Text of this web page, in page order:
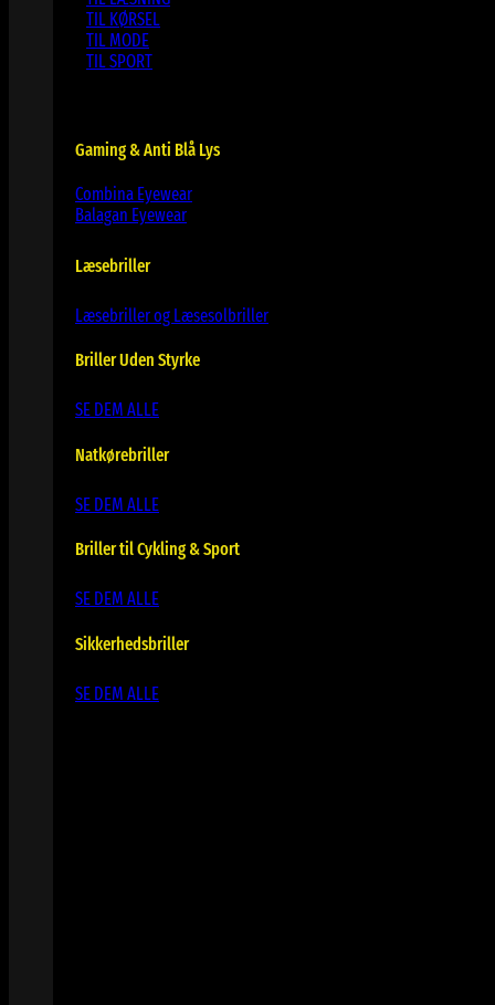
TIL KØRSEL
TIL MODE
TIL SPORT
Gaming & Anti Blå Lys
Combina Eyewear
Balagan Eyewear
Læsebriller
Læsebriller og Læsesolbriller
Briller Uden Styrke
SE DEM ALLE
Natkørebriller
SE DEM ALLE
Briller til Cykling & Sport
SE DEM ALLE
Sikkerhedsbriller
SE DEM ALLE